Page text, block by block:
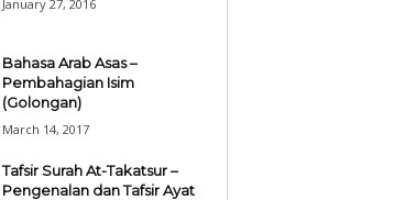
January 27, 2016
Bahasa Arab Asas –
Pembahagian Isim
(Golongan)
March 14, 2017
Tafsir Surah At-Takatsur –
Pengenalan dan Tafsir Ayat